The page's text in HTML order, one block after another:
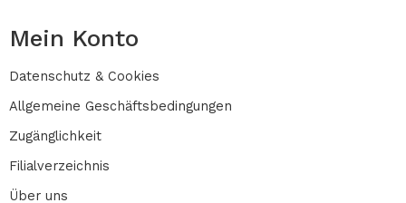
Mein Konto
Datenschutz & Cookies
Allgemeine Geschäftsbedingungen
Zugänglichkeit
Filialverzeichnis
Über uns